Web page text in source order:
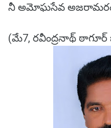
నీ అమోఘసేవ
(మే7, రవీంద్రనాథ్